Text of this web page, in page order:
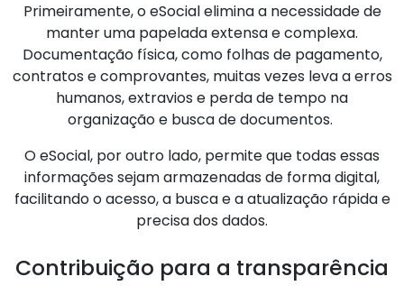
Primeiramente, o eSocial elimina a necessidade de
manter uma papelada extensa e complexa.
Documentação física, como folhas de pagamento,
contratos e comprovantes, muitas vezes leva a erros
humanos, extravios e perda de tempo na
organização e busca de documentos.
O eSocial, por outro lado, permite que todas essas
informações sejam armazenadas de forma digital,
facilitando o acesso, a busca e a atualização rápida e
precisa dos dados.
Contribuição para a transparência